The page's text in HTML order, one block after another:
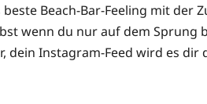
Beach-Bar-Feeling mit der
wenn du nur auf dem
Instagram-Feed wird es